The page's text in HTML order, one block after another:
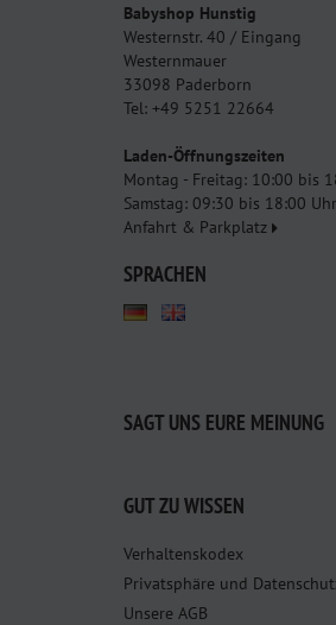
Babyshop Hunstig
Westernstr. 40 / Eingang
Westernmauer
33098 Paderborn
Tel: +49 5251 22664
Laden-Öffnungszeiten
Montag - Freitag: 10:00 bis
Samstag: 09:30 bis 18:00 Uhr
Anfahrt & Parkplatz
SPRACHEN
SAGT UNS EURE MEINUNG
GUT ZU WISSEN
Verhaltenskodex
Privatsphäre und
Unsere AGB